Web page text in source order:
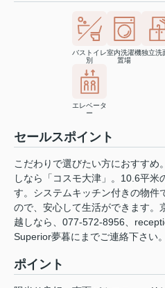
バストイレ
別
室内洗濯機
置場
独立洗
エレベータ
ー
セールスポイント
こだわりで選びたい方におすすめ
しなら「コスモ大津」。10.6平米
す。システムキッチン付きの物件
ので、安心して生活ができます。
越しなら、077-572-8956、
Superior夢暮にまでご連絡下さい。
ポイント